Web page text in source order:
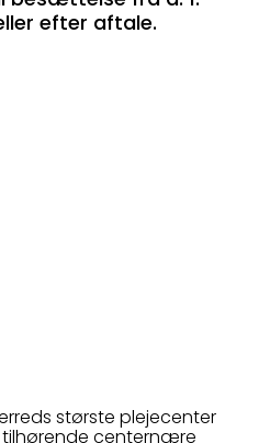
efter aftale.
største plejecenter
centernære